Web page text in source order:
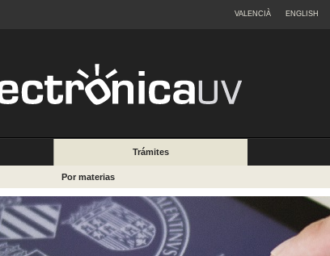
VALENCIÀ ENGLISH
Trámites
Por materias